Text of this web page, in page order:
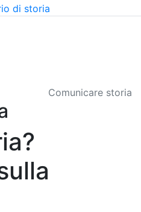
Comunicare storia